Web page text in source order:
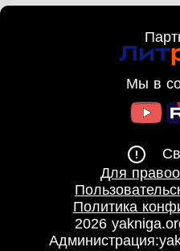
Мы в
Для
Политика
2026
Администрация: